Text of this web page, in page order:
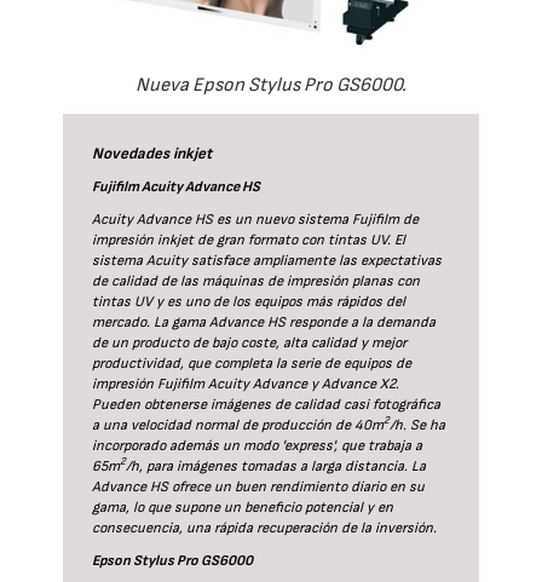
Nueva Epson Stylus Pro GS6000.
Novedades inkjet
Fujifilm Acuity Advance HS
Acuity Advance HS es un nuevo sistema Fujifilm de
impresión inkjet de gran formato con tintas UV. El
sistema Acuity satisface ampliamente las expectativas
de calidad de las máquinas de impresión planas con
tintas UV y es uno de los equipos más rápidos del
mercado. La gama Advance HS responde a la demanda
de un producto de bajo coste, alta calidad y mejor
productividad, que completa la serie de equipos de
impresión Fujifilm Acuity Advance y Advance X2.
Pueden obtenerse imágenes de calidad casi fotográfica
a una velocidad normal de producción de 40m2/h. Se ha
incorporado además un modo 'express', que trabaja a
65m2/h, para imágenes tomadas a larga distancia. La
Advance HS ofrece un buen rendimiento diario en su
gama, lo que supone un beneficio potencial y en
consecuencia, una rápida recuperación de la inversión.
Epson Stylus Pro GS6000